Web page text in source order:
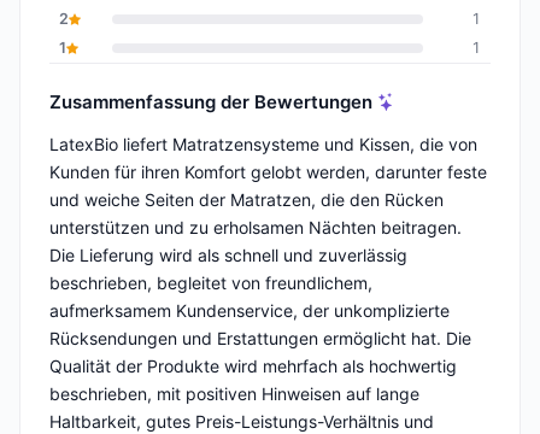
2
1
1
1
Zusammenfassung der Bewertungen
LatexBio liefert Matratzensysteme und Kissen, die von
Kunden für ihren Komfort gelobt werden, darunter feste
und weiche Seiten der Matratzen, die den Rücken
unterstützen und zu erholsamen Nächten beitragen.
Die Lieferung wird als schnell und zuverlässig
beschrieben, begleitet von freundlichem,
aufmerksamem Kundenservice, der unkomplizierte
Rücksendungen und Erstattungen ermöglicht hat. Die
Qualität der Produkte wird mehrfach als hochwertig
beschrieben, mit positiven Hinweisen auf lange
Haltbarkeit, gutes Preis-Leistungs-Verhältnis und